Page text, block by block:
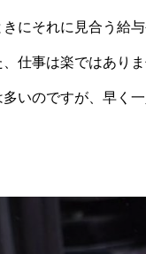
にそれに見合う給
仕事は楽ではあり
いのですが、早く